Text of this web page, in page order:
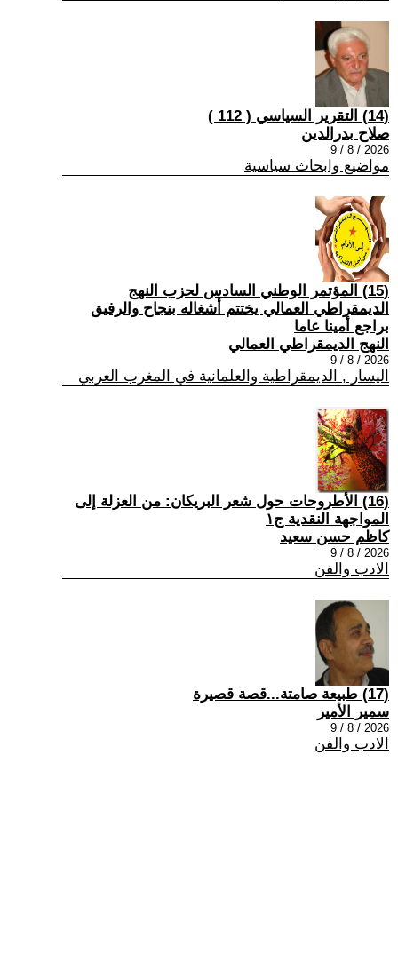
(14) التقرير السياسي ( 112 )
صلاح بدرالدين
2026 / 8 / 9
مواضيع وابحاث سياسية
(15) المؤتمر الوطني السادس لحزب النهج
الديمقراطي العمالي يختتم أشغاله بنجاح والرفيق
براجع أمينا عاما
النهج الديمقراطي العمالي
2026 / 8 / 9
اليسار , الديمقراطية والعلمانية في المغرب العربي
(16) الأطروحات حول شعر البريكان: من العزلة إلى
المواجهة النقدية ج١
كاظم حسن سعيد
2026 / 8 / 9
الادب والفن
(17) طبيعة صامتة...قصة قصيرة
سمير الأمير
2026 / 8 / 9
الادب والفن